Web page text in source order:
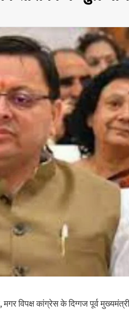
विपक्ष कांग्रेस के दिग्गज पूर्व